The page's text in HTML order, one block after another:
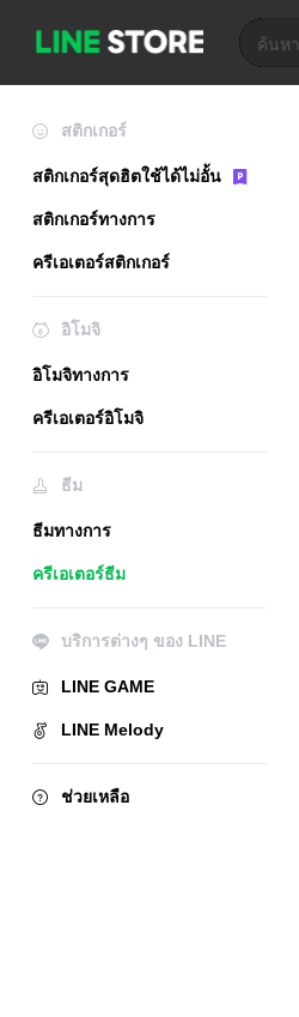
สติกเกอร์
สติกเกอร์สุดฮิตใช้ได้ไม่อั้น
สติกเกอร์ทางการ
ครีเอเตอร์สติกเกอร์
อิโมจิ
อิโมจิทางการ
ครีเอเตอร์อิโมจิ
ธีม
ธีมทางการ
ครีเอเตอร์ธีม
บริการต่างๆ ของ LINE
LINE GAME
LINE Melody
ช่วยเหลือ